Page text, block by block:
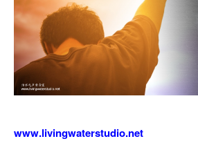
www.livingwaterstudio.net